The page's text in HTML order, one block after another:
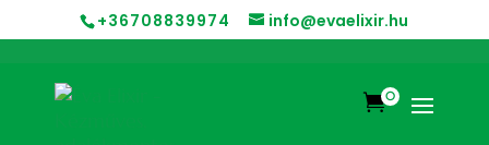
+36708839974 info@evaelixir.hu
0